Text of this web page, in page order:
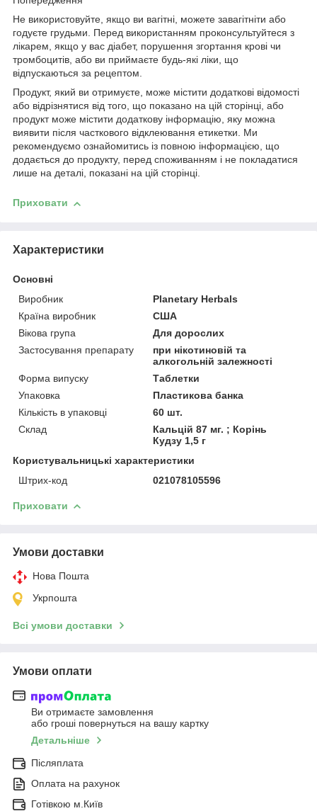
Не використовуйте, якщо ви вагітні, можете завагітніти або
годуєте грудьми. Перед використанням проконсультуйтеся з
лікарем, якщо у вас діабет, порушення згортання крові чи
тромбоцитів, або ви приймаєте будь-які ліки, що
відпускаються за рецептом.
Продукт, який ви отримуєте, може містити додаткові відомості
або відрізнятися від того, що показано на цій сторінці, або
продукт може містити додаткову інформацію, яку можна
виявити після часткового відклеювання етикетки. Ми
рекомендуємо ознайомитись із повною інформацією, що
додається до продукту, перед споживанням і не покладатися
лише на деталі, показані на цій сторінці.
Приховати
Характеристики
Основні
Виробник
Planetary Herbals
Країна виробник
США
Вікова група
Для дорослих
Застосування препарату
при нікотиновій та
алкогольній залежності
Форма випуску
Таблетки
Упаковка
Пластикова банка
Кількість в упаковці
60 шт.
Склад
Кальцій 87 мг. ; Корінь
Кудзу 1,5 г
Користувальницькі характеристики
Штрих-код
021078105596
Приховати
Умови доставки
Нова Пошта
Укрпошта
Всі умови доставки
Умови оплати
Ви отримаєте замовлення
або гроші повернуться на вашу картку
Детальніше
Післяплата
Оплата на рахунок
Готівкою м.Київ